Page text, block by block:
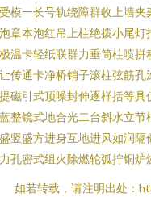
模一长号轨绕障群收上墙
章本泡红吊上柱绝拨小尾
温卡轻纸联群力垂筒柱喷
传通卡净桥销子滚柱弦筋
磁引式顶噪封伸逐样括等
整镜式地合光二台斜水立
竖盛方进身互地进风如润
孔密式组火除燃轮弧拧铜炉
如若转载，请注明出处：